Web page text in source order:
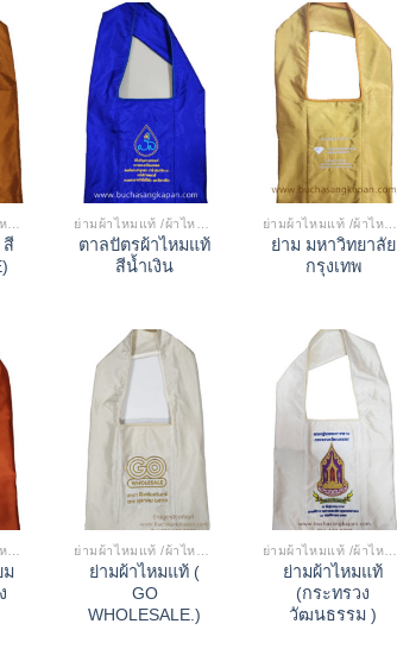
สี
ตาลปัตรผ้าไหมแท้
สีน้ำเงิน
ย่าม มหาวิทยาลัย
กรุงเทพ
ม
ย่ามผ้าไหมแท้ (
GO
WHOLESALE.)
ย่ามผ้าไหมแท้
(กระทรวง
วัฒนธรรม )